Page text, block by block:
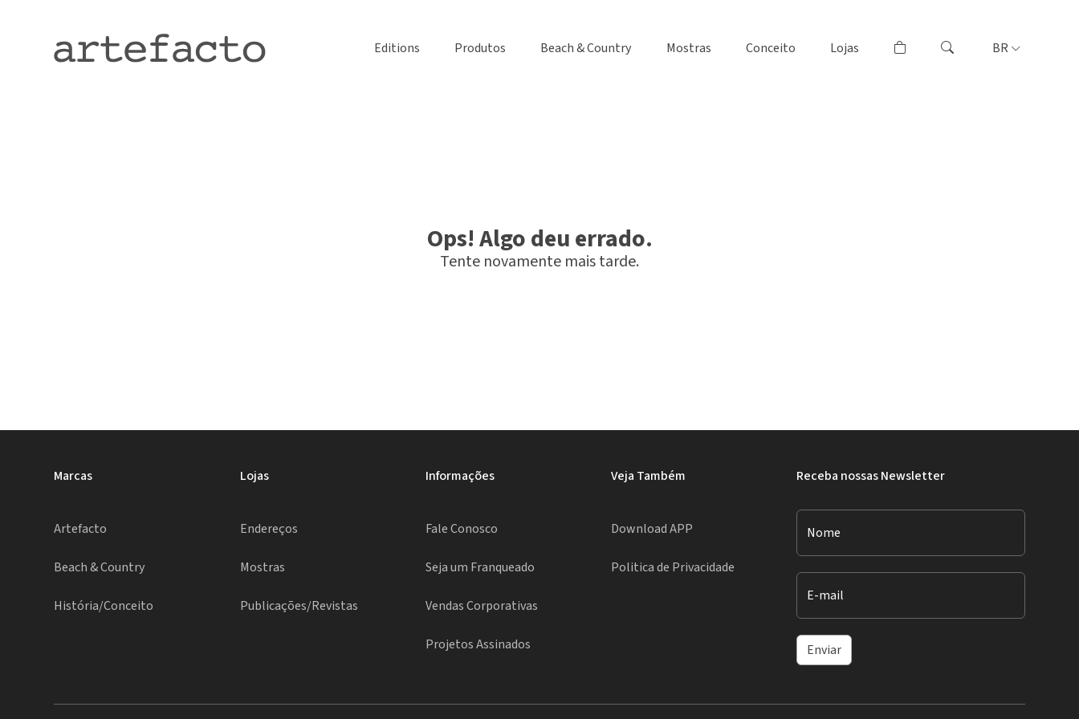
Editions Produtos Beach & Country Mostras Conceito Lojas BR
Ops! Algo deu errado.
Tente novamente mais tarde.
Marcas
Artefacto
Beach & Country
História/Conceito
Lojas
Endereços
Mostras
Publicações/Revistas
Informações
Fale Conosco
Seja um Franqueado
Vendas Corporativas
Projetos Assinados
Veja Também
Download APP
Politica de Privacidade
Receba nossas Newsletter
Nome
E-mail
Enviar